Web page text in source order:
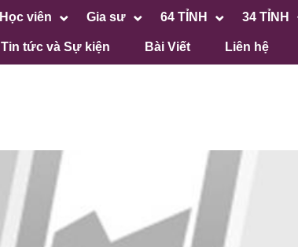
Học viên Gia sư 64 TỈNH 34 TỈNH
Tin tức và Sự kiện Bài Viết Liên hệ